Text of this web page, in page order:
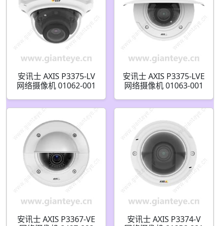
安讯士 AXIS P3375-LV
网络摄像机 01062-001
安讯士 AXIS P3375-LVE
网络摄像机 01063-001
安讯士 AXIS P3367-VE
安讯士 AXIS P3374-V